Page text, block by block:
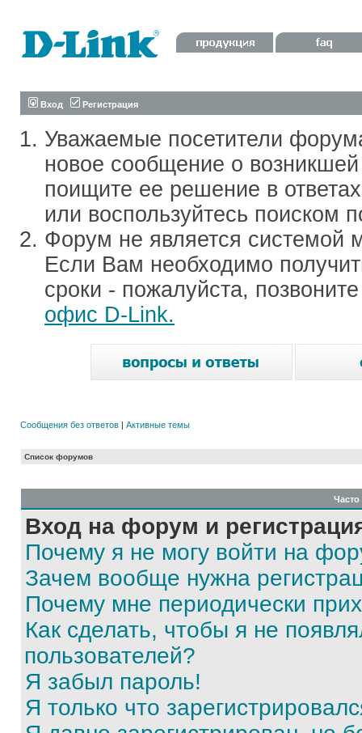
Вход Регистрация
Уважаемые посетители
новое сообщение о
поищите ее решение в
или воспользуйтесь поиском
Форум не является системой
Если Вам необходимо
сроки - пожалуйста,
офис D-Link.
Сообщения без ответов | Активные темы
Список форумов
Вход на форум и
Почему я не могу войти на
Зачем вообще нужна
Почему мне периодически
Как сделать, чтобы я не
пользователей?
Я забыл пароль!
Я только что